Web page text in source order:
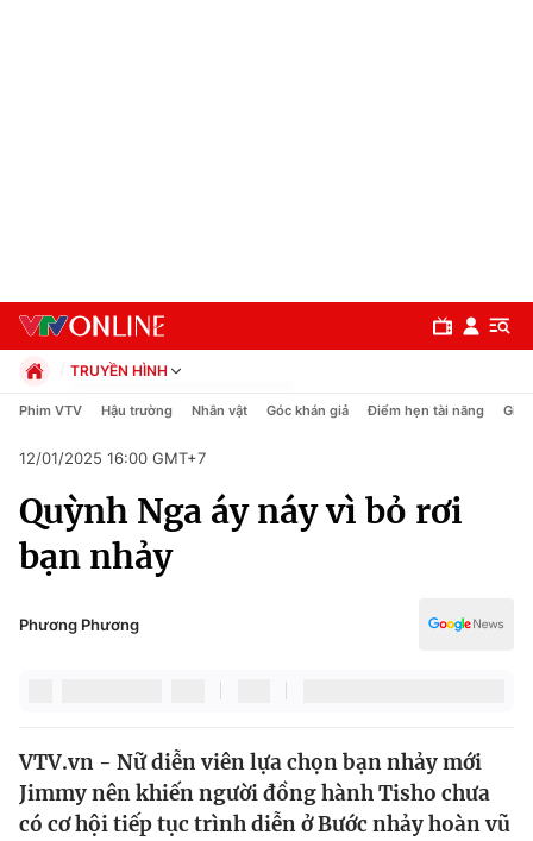
Chuyên mục
Chính trị
Thế giới
TRUYỀN HÌNH
Chính trị
Pháp luật
Kinh tế
Thể thao
Truyền hình
Y tế
Phim VTV Hậu trường Nhân vật Góc khán giả Điểm hẹn tài năng Giải
12/01/2025 16:00 GMT+7
Quỳnh Nga áy náy vì bỏ rơi
bạn nhảy
Phương Phương
VTV.vn - Nữ diễn viên lựa chọn bạn nhảy mới
Jimmy nên khiến người đồng hành Tisho chưa
có cơ hội tiếp tục trình diễn ở Bước nhảy hoàn vũ